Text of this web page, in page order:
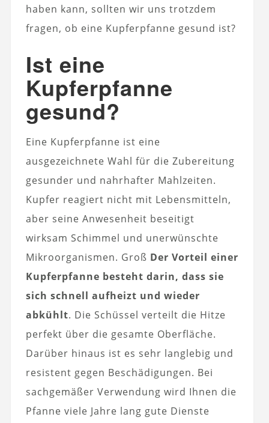
haben kann, sollten wir uns trotzdem
fragen, ob eine Kupferpfanne gesund ist?
Ist eine
Kupferpfanne
gesund?
Eine Kupferpfanne ist eine
ausgezeichnete Wahl für die Zubereitung
gesunder und nahrhafter Mahlzeiten.
Kupfer reagiert nicht mit Lebensmitteln,
aber seine Anwesenheit beseitigt
wirksam Schimmel und unerwünschte
Mikroorganismen. Groß Der Vorteil einer
Kupferpfanne besteht darin, dass sie
sich schnell aufheizt und wieder
abkühlt. Die Schüssel verteilt die Hitze
perfekt über die gesamte Oberfläche.
Darüber hinaus ist es sehr langlebig und
resistent gegen Beschädigungen. Bei
sachgemäßer Verwendung wird Ihnen die
Pfanne viele Jahre lang gute Dienste